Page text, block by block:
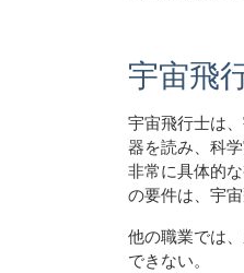
宇宙飛
宇宙飛行士は
器を読み、科
非常に具体的
の要件は、宇
他の職業では
できない。